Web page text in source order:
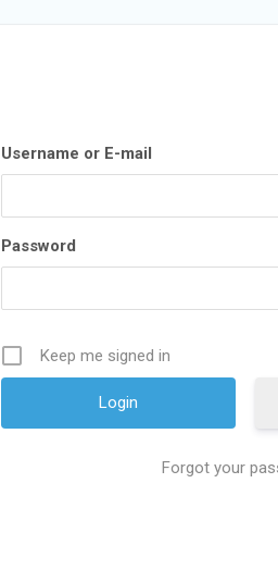
Username or E-mail
Password
Keep me signed in
Forgot your